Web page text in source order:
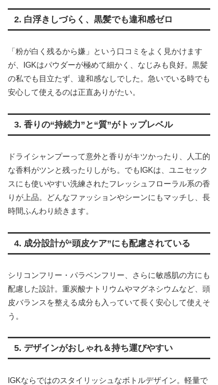
2. 白浮きしづらく、黒髪でも違和感ゼロ
「粉が白く残るから嫌」という口コミをよく見かけます
が、IGKはパウダーが極めて細かく、なじみも良好。黒髪
の私でも目立たず、違和感なしでした。急いでいる時でも
安心して使えるのは正直ありがたい。
3. 香りの“持続力”と“質”がトップレベル
ドライシャンプーって意外と香りがキツかったり、人工的
な香料がツンと残ったりしがち。でもIGKは、ユニセック
スにも使いやすい洗練されたフレッシュフローラル系の香
りが上品。どんなファッションやシーンにもマッチし、長
時間ふんわり続きます。
4. 成分設計が“頭皮ケア”にも配慮されている
シリコンフリー・パラベンフリー、さらに敏感肌の方にも
配慮した設計。重炭酸ナトリウムやマグネシウムなど、頭
皮バランスを整える成分も入っていて長く安心して使えそ
う。
5. デザインがおしゃれ＆持ち運びやすい
IGKならではのスタイリッシュなボトルデザイン。軽量で